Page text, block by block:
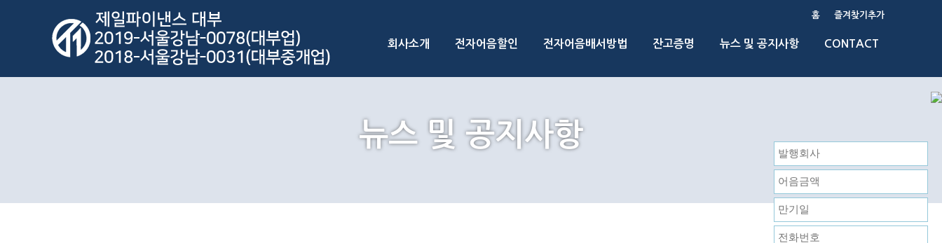
홈 즐겨찾기추가
회사소개 전자어음할인 전자어음배서방법 잔고증명 뉴스 및 공지사항 CONTACT
뉴스 및 공지사항